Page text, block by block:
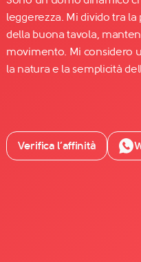
Facebook
YouTube
leggerezza. Mi divido tra la
della buona tavola,
movimento. Mi considero
la natura e la semplicità
Verifica l’affinità